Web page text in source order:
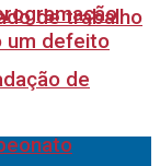
de
de trabalho
um defeito